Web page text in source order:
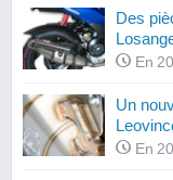
Des
En
Un
En